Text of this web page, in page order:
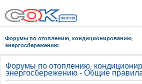
Форумы по отоплению, кондиционированию,
энергосбережению
Форумы по отоплению,
энергосбережению - Общие